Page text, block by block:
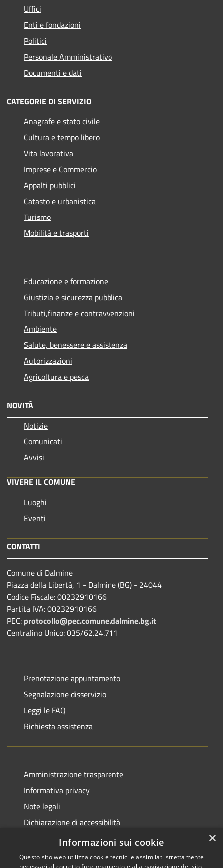
Uffici
Enti e fondazioni
Politici
Personale Amministrativo
Documenti e dati
CATEGORIE DI SERVIZIO
Anagrafe e stato civile
Cultura e tempo libero
Vita lavorativa
Imprese e Commercio
Appalti pubblici
Catasto e urbanistica
Turismo
Mobilità e trasporti
Educazione e formazione
Giustizia e sicurezza pubblica
Tributi,finanze e contravvenzioni
Ambiente
Salute, benessere e assistenza
Autorizzazioni
Agricoltura e pesca
NOVITÀ
Notizie
Comunicati
Avvisi
VIVERE IL COMUNE
Luoghi
Eventi
CONTATTI
Comune di Dalmine
Piazza della Libertà, 1 - Dalmine (BG) - 24044
Codice Fiscale: 00232910166
Partita IVA: 00232910166
PEC: protocollo@pec.comune.dalmine.bg.it
Centralino Unico: 035/62.24.711
Prenotazione appuntamento
Segnalazione disservizio
Leggi le FAQ
Richiesta assistenza
Amministrazione trasparente
Informativa privacy
Note legali
Dichiarazione di accessibilità
Piano di miglioramento del sito
×
Informazioni sui cookie
Questo sito web utilizza cookie tecnici e assimilati strettamente
necessari al corretto funzionamento e alla navigazione del sito,